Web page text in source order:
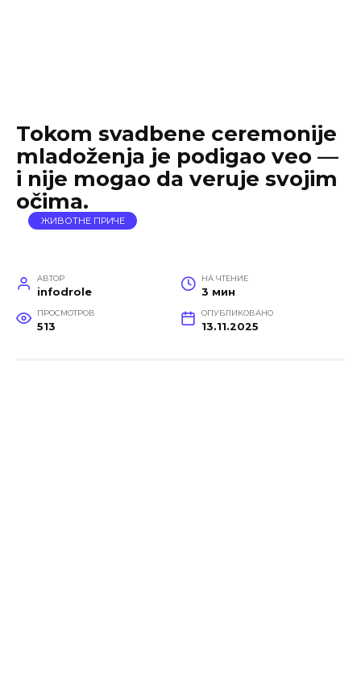
Tokom svadbene ceremonije
mladoženja je podigao veo —
i nije mogao da veruje svojim
očima.
ЖИВОТНЕ ПРИЧЕ
АВТОР
infodrole
НА ЧТЕНИЕ
3 мин
ПРОСМОТРОВ
513
ОПУБЛИКОВАНО
13.11.2025